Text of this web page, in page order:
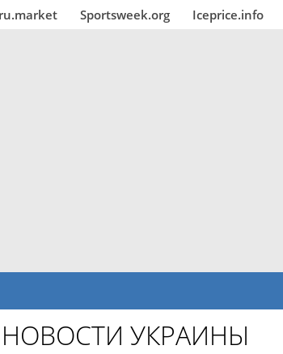
Sportsweek.org Iceprice.info
НОВОСТИ УКРАИНЫ